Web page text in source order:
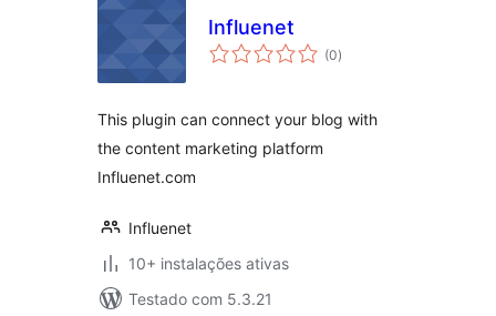
Influenet
(0avaliações
totais
)
This plugin can connect your blog with
the content marketing platform
Influenet.com
Influenet
10+ instalações ativas
Testado com 5.3.21